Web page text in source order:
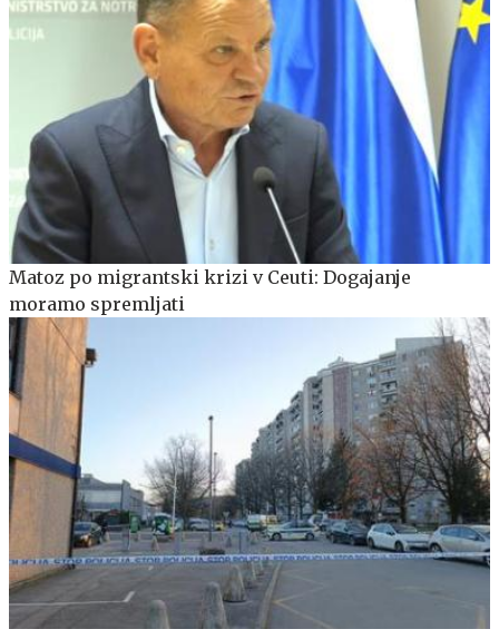
Matoz po migrantski krizi v Ceuti: Dogajanje
moramo spremljati